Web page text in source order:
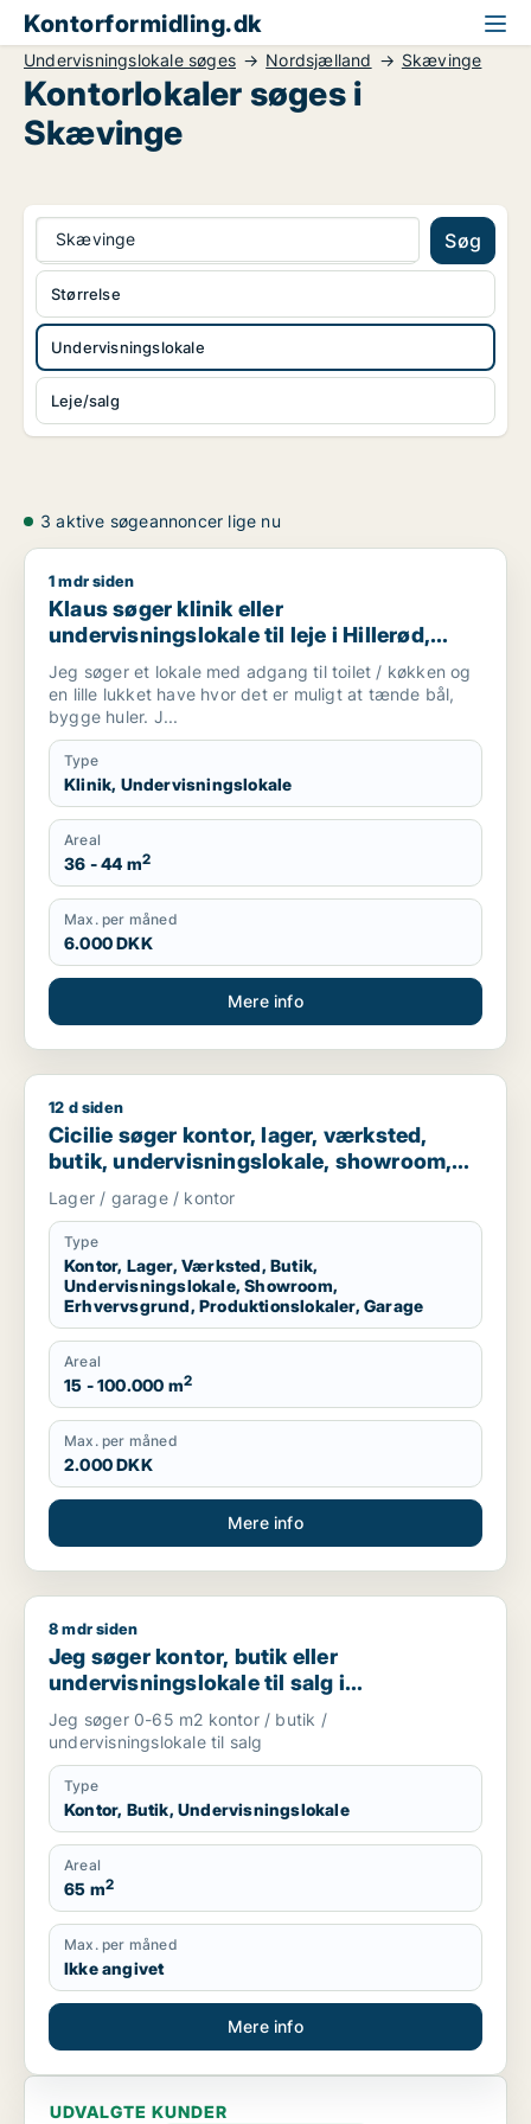
Kontorformidling.dk
Undervisningslokale søges Nordsjælland Skævinge
Kontorlokaler søges i
Skævinge
Skævinge Søg
Undervisningslokale
Leje/salg
Størrelse
3 aktive søgeannoncer lige nu
Klaus søger klinik eller undervisningslokale til leje i Hillerød,
1 mdr siden
Klaus søger klinik eller
undervisningslokale til leje i Hillerød,
Allerød eller Farum m.fl.
Jeg søger et lokale med adgang til toilet / køkken og
en lille lukket have hvor det er muligt at tænde bål,
bygge huler. J...
Type
Klinik, Undervisningslokale
Areal
36 - 44 m2
Max. per måned
6.000 DKK
Mere info
Cicilie søger kontor, lager, værksted, butik,
12 d siden
Cicilie søger kontor, lager, værksted,
butik, undervisningslokale, showroom,
erhvervsgrund, produktionslokaler eller
garage til leje i Region Sjælland eller
Nordsjælland
Lager / garage / kontor
Type
Kontor, Lager, Værksted, Butik,
Undervisningslokale, Showroom,
Erhvervsgrund, Produktionslokaler, Garage
Areal
15 - 100.000 m2
Max. per måned
2.000 DKK
Mere info
Jeg søger kontor, butik eller undervisningslokale til salg i
8 mdr siden
Jeg søger kontor, butik eller
undervisningslokale til salg i
Storkøbenhavn, Nordsjælland eller Fyn
m.fl.
Jeg søger 0-65 m2 kontor / butik /
undervisningslokale til salg
Type
Kontor, Butik, Undervisningslokale
Areal
65 m2
Max. per måned
Ikke angivet
Mere info
UDVALGTE KUNDER